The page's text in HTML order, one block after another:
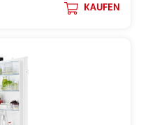
KAUFEN